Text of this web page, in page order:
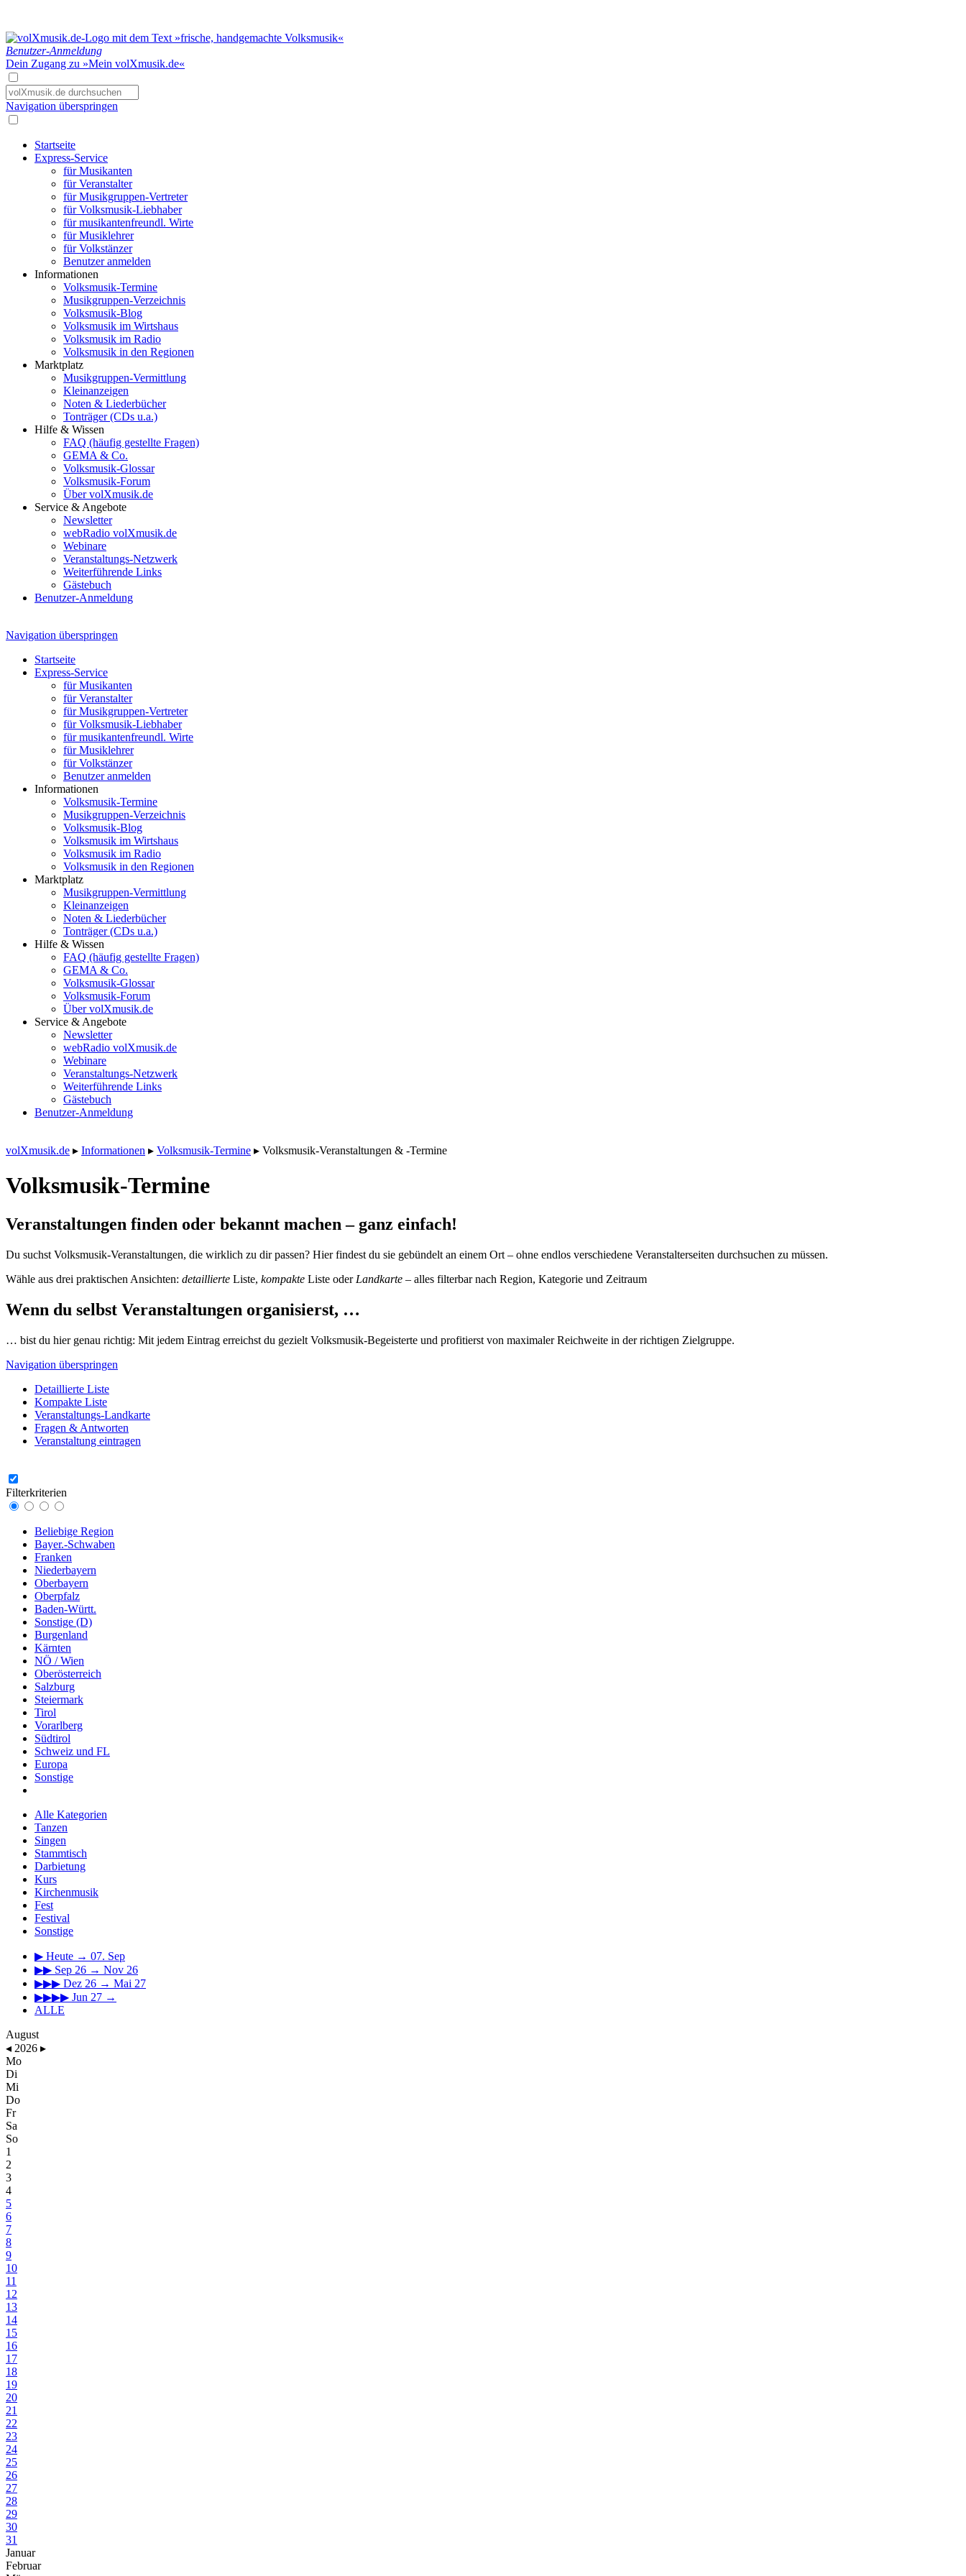
Benutzer-Anmeldung
Dein Zugang zu »Mein volXmusik.de«
Navigation überspringen
Startseite
Express-Service
für Musikanten
für Veranstalter
für Musikgruppen-Vertreter
für Volksmusik-Liebhaber
für musikantenfreundl. Wirte
für Musiklehrer
für Volkstänzer
Benutzer anmelden
Informationen
Volksmusik-Termine
Musikgruppen-Verzeichnis
Volksmusik-Blog
Volksmusik im Wirtshaus
Volksmusik im Radio
Volksmusik in den Regionen
Marktplatz
Musikgruppen-Vermittlung
Kleinanzeigen
Noten & Liederbücher
Tonträger (CDs u.a.)
Hilfe & Wissen
FAQ (häufig gestellte Fragen)
GEMA & Co.
Volksmusik-Glossar
Volksmusik-Forum
Über volXmusik.de
Service & Angebote
Newsletter
webRadio volXmusik.de
Webinare
Veranstaltungs-Netzwerk
Weiterführende Links
Gästebuch
Benutzer-Anmeldung
Navigation überspringen
Startseite
Express-Service
für Musikanten
für Veranstalter
für Musikgruppen-Vertreter
für Volksmusik-Liebhaber
für musikantenfreundl. Wirte
für Musiklehrer
für Volkstänzer
Benutzer anmelden
Informationen
Volksmusik-Termine
Musikgruppen-Verzeichnis
Volksmusik-Blog
Volksmusik im Wirtshaus
Volksmusik im Radio
Volksmusik in den Regionen
Marktplatz
Musikgruppen-Vermittlung
Kleinanzeigen
Noten & Liederbücher
Tonträger (CDs u.a.)
Hilfe & Wissen
FAQ (häufig gestellte Fragen)
GEMA & Co.
Volksmusik-Glossar
Volksmusik-Forum
Über volXmusik.de
Service & Angebote
Newsletter
webRadio volXmusik.de
Webinare
Veranstaltungs-Netzwerk
Weiterführende Links
Gästebuch
Benutzer-Anmeldung
volXmusik.de ▸ Informationen ▸ Volksmusik-Termine ▸ Volksmusik-Veranstaltungen & -Termine
Volksmusik-Termine
Veranstaltungen finden oder bekannt machen – ganz einfach!
Du suchst Volksmusik-Veranstaltungen, die wirklich zu dir passen? Hier findest du sie gebündelt an einem Ort – ohne endlos verschiedene Veranstalterseiten durchsuchen zu müssen.
Wähle aus drei praktischen Ansichten: detaillierte Liste, kompakte Liste oder Landkarte – alles filterbar nach Region, Kategorie und Zeitraum
Wenn du selbst Veranstaltungen organisierst, …
… bist du hier genau richtig: Mit jedem Eintrag erreichst du gezielt Volksmusik-Begeisterte und profitierst von maximaler Reichweite in der richtigen Zielgruppe.
Navigation überspringen
Detaillierte Liste
Kompakte Liste
Veranstaltungs-Landkarte
Fragen & Antworten
Veranstaltung eintragen
Filterkriterien
Beliebige Region
Bayer.-Schwaben
Franken
Niederbayern
Oberbayern
Oberpfalz
Baden-Württ.
Sonstige (D)
Burgenland
Kärnten
NÖ / Wien
Oberösterreich
Salzburg
Steiermark
Tirol
Vorarlberg
Südtirol
Schweiz und FL
Europa
Sonstige
Alle Kategorien
Tanzen
Singen
Stammtisch
Darbietung
Kurs
Kirchenmusik
Fest
Festival
Sonstige
▶ Heute → 07. Sep
▶▶ Sep 26 → Nov 26
▶▶▶ Dez 26 → Mai 27
▶▶▶▶ Jun 27 →
ALLE
August
◂ 2026 ▸
Mo
Di
Mi
Do
Fr
Sa
So
1
2
3
4
5
6
7
8
9
10
11
12
13
14
15
16
17
18
19
20
21
22
23
24
25
26
27
28
29
30
31
Januar
Februar